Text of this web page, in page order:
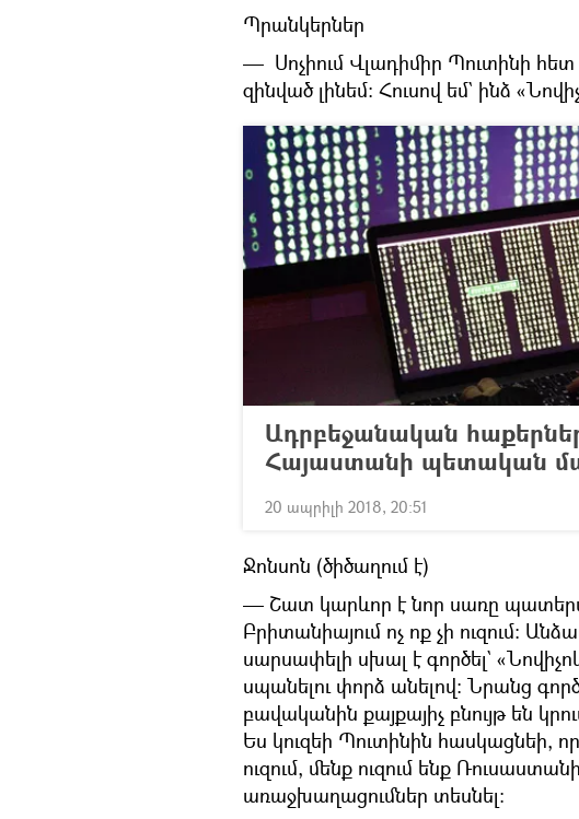
Պրանկերներ
— Սոչիում Վլադիմիր Պուտինի հետ
զինված լինեմ։ Հուսով եմ` ինձ
Ադրբեջանական
Հայաստանի պետական
20 ապրիլի 2018, 20:51
Ջոնսոն (ծիծաղում է)
— Շատ կարևոր է նոր սառը
Բրիտանիայում ոչ ոք չի ուզում։
սարսափելի սխալ է գործել`
սպանելու փորձ անելով։ Նրանց
բավականին քայքայիչ բնույթ են
Ես կուզեի Պուտինին հասկացնեի,
ուզում, մենք ուզում ենք
առաջխաղացումներ տեսնել։